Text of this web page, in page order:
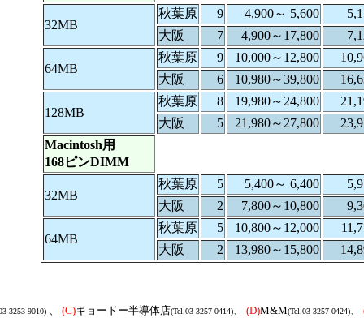
32MB
秋葉原 9 4,900～ 5,600
大阪
7 4,900～17,800
64MB
秋葉原 9 10,000～12,800
大阪
6 10,980～39,800
128MB
秋葉原 8 19,980～24,800
大阪
5 21,980～27,800
Macintosh用
168ピンDIMM
32MB
秋葉原 5 5,400～ 6,400
大阪
2 7,800～10,800
64MB
秋葉原 5 10,800～12,000
大阪
2 13,980～15,800
3253-9010) 、 (C)キョードー半導体店(Tel.03-3257-0414)、 (D)M&M(Tel.03-3257-0424)、